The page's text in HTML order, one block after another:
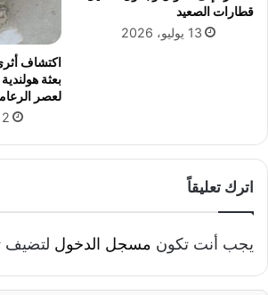
قطارات الصعيد
13 يوليو، 2026
اكتشاف
بعثة
لعصر
12
اترك تعليقاً
يجب أنت تكون مسجل الدخول لتضيف